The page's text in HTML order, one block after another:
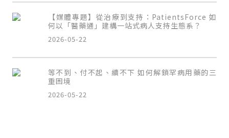
【媒體專題】從治療到支持：PatientsForce 如
何以「醫藥通」建構一站式病人支持生態系？
2026-05-22
等不到、付不起、續不下 如何解鎖罕病用藥的三
重困境
2026-05-22